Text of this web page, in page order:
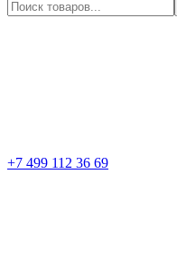
+7 499 112 36 69